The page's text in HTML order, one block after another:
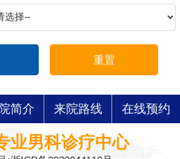
重置
简介 来院路线 在线预约
业男科诊疗中心